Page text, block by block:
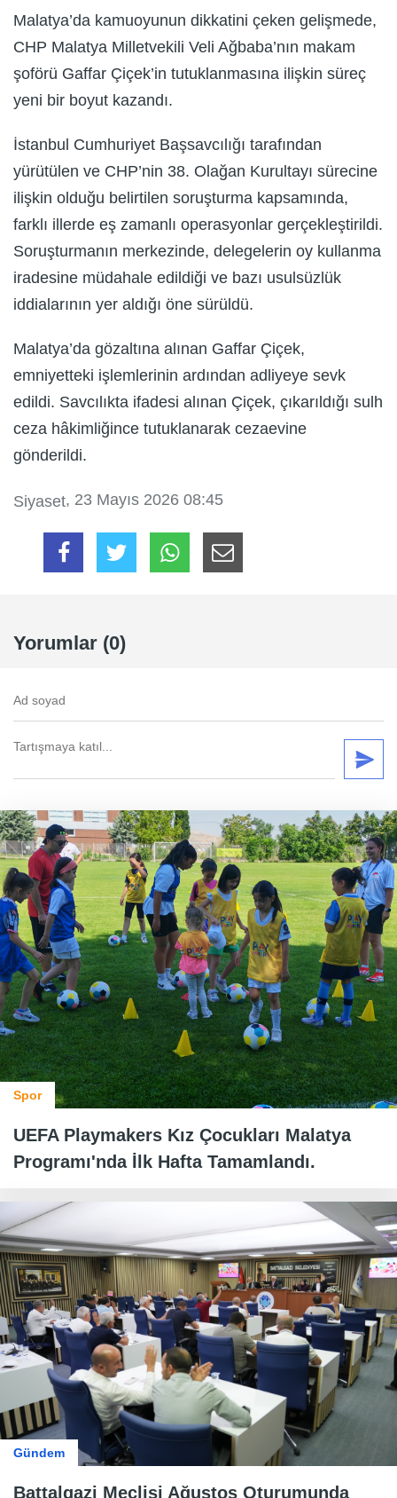
Malatya’da kamuoyunun dikkatini çeken gelişmede,
CHP Malatya Milletvekili Veli Ağbaba’nın makam
şoförü Gaffar Çiçek’in tutuklanmasına ilişkin süreç
yeni bir boyut kazandı.
İstanbul Cumhuriyet Başsavcılığı tarafından
yürütülen ve CHP’nin 38. Olağan Kurultayı sürecine
ilişkin olduğu belirtilen soruşturma kapsamında,
farklı illerde eş zamanlı operasyonlar gerçekleştirildi.
Soruşturmanın merkezinde, delegelerin oy kullanma
iradesine müdahale edildiği ve bazı usulsüzlük
iddialarının yer aldığı öne sürüldü.
Malatya’da gözaltına alınan Gaffar Çiçek,
emniyetteki işlemlerinin ardından adliyeye sevk
edildi. Savcılıkta ifadesi alınan Çiçek, çıkarıldığı sulh
ceza hâkimliğince tutuklanarak cezaevine
gönderildi.
Siyaset, 23 Mayıs 2026 08:45
Yorumlar (0)
Spor
UEFA Playmakers Kız Çocukları Malatya
Programı'nda İlk Hafta Tamamlandı.
Gündem
Battalgazi Meclisi Ağustos Oturumunda